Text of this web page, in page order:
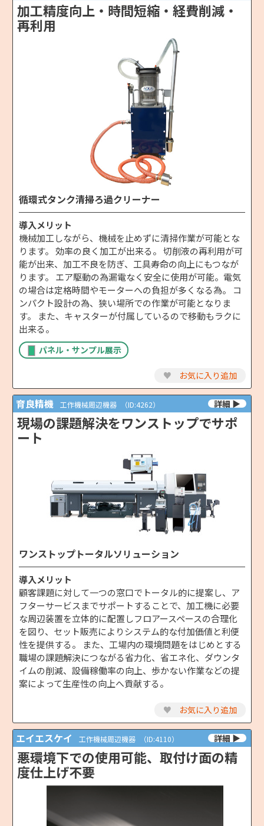
加工精度向上・時間短縮・経費削減・
再利用
循環式タンク清掃ろ過クリーナー
導入メリット
機械加工しながら、機械を止めずに清掃作業が可能とな
ります。 効率の良く加工が出来る。 切削液の再利用が可
能が出来、加工不良を防ぎ、工具寿命の向上にもつなが
ります。 エア駆動の為漏電なく安全に使用が可能。電気
の場合は定格時間やモーターへの負担が多くなる為。 コ
ンパクト設計の為、狭い場所での作業が可能となりま
す。 また、キャスターが付属しているので移動もラクに
出来る。
パネル・サンプル展示
♥ お気に入り追加
育良精機 工作機械周辺機器 （ID:4262）
現場の課題解決をワンストップでサポ
ート
ワンストップトータルソリューション
導入メリット
顧客課題に対して一つの窓口でトータル的に提案し、ア
フターサービスまでサポートすることで、加工機に必要
な周辺装置を立体的に配置しフロアースペースの合理化
を図り、セット販売によりシステム的な付加価値と利便
性を提供する。 また、工場内の環境問題をはじめとする
職場の課題解決につながる省力化、省エネ化、ダウンタ
イムの削減、設備稼働率の向上、歩かない作業などの提
案によって生産性の向上へ貢献する。
♥ お気に入り追加
エイエスケイ 工作機械周辺機器 （ID:4110）
悪環境下での使用可能、取付け面の精
度仕上げ不要